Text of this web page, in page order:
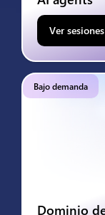
Ver sesiones
Bajo demanda
Dominio